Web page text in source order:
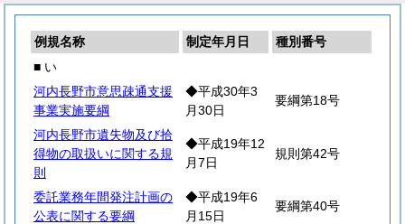
例規名称 制定年月日
種別番号
■ い
河内長野市意思疎通支援
事業実施要綱
◆平成30年3
月30日
要綱第18号
河内長野市遺失物及び拾
得物の取扱いに関する規
則
◆平成19年12
月7日
規則第42号
委託業務年間発注計画の
公表に関する要綱
◆平成19年6
月15日
要綱第40号